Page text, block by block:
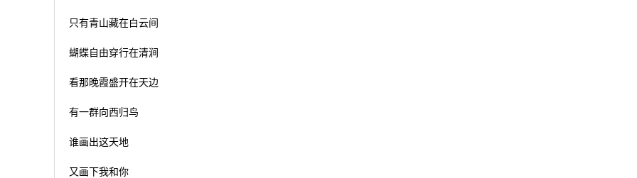
只有青山藏在白云间
蝴蝶自由穿行在清涧
看那晚霞盛开在天边
有一群向西归鸟
谁画出这天地
又画下我和你